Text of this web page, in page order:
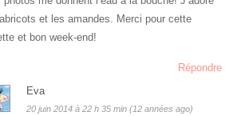
et les amandes. Merci pour cette
et bon week-end!
Répondre
Eva
20 juin 2014 à 22 h 35 min (12 années ago)